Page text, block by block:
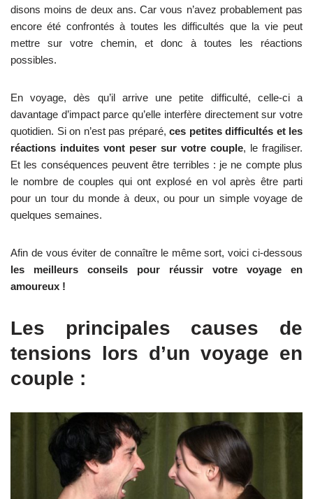
disons moins de deux ans. Car vous n’avez probablement pas
encore été confrontés à toutes les difficultés que la vie peut
mettre sur votre chemin, et donc à toutes les réactions
possibles.
En voyage, dès qu’il arrive une petite difficulté, celle-ci a
davantage d’impact parce qu’elle interfère directement sur votre
quotidien. Si on n’est pas préparé, ces petites difficultés et les
réactions induites vont peser sur votre couple, le fragiliser.
Et les conséquences peuvent être terribles : je ne compte plus
le nombre de couples qui ont explosé en vol après être parti
pour un tour du monde à deux, ou pour un simple voyage de
quelques semaines.
Afin de vous éviter de connaître le même sort, voici ci-dessous
les meilleurs conseils pour réussir votre voyage en
amoureux !
Les principales causes de
tensions lors d’un voyage en
couple :